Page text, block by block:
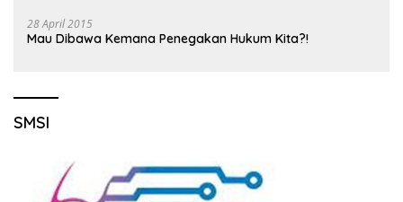
28 April 2015
Mau Dibawa Kemana Penegakan Hukum Kita?!
SMSI